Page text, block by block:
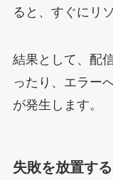
ると、すぐにリ
結果として、配
ったり、エラー
が発生します。
失敗を放置す